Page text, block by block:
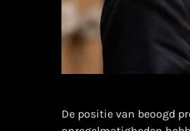
De positie van beoogd